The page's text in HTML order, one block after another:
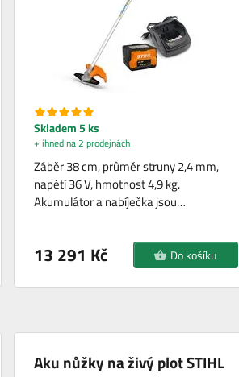
Skladem 5 ks
+ ihned na 2 prodejnách
Záběr 38 cm, průměr struny 2,4 mm,
napětí 36 V, hmotnost 4,9 kg.
Akumulátor a nabíječka jsou…
13 291 Kč Do košíku
Aku nůžky na živý plot STIHL